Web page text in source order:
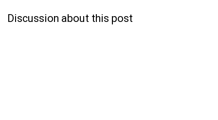
Discussion about this post